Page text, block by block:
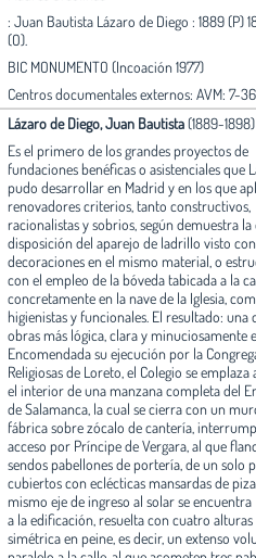
: Juan Bautista Lázaro de Diego : 1889 (P)
(O).
BIC MONUMENTO (Incoación 1977)
Centros documentales externos: AVM: 7-
Lázaro de Diego, Juan Bautista(1889-1898)
Es el primero de los grandes proyectos de
fundaciones benéficas o asistenciales que
pudo desarrollar en Madrid y en los que
renovadores criterios, tanto constructivos,
racionalistas y sobrios, según demuestra la
disposición del aparejo de ladrillo visto con
decoraciones en el mismo material, o
con el empleo de la bóveda tabicada a la
concretamente en la nave de la Iglesia,
higienistas y funcionales. El resultado: una
obras más lógica, clara y minuciosamente
Encomendada su ejecución por la
Religiosas de Loreto, el Colegio se emplaza
el interior de una manzana completa del
de Salamanca, la cual se cierra con un
fábrica sobre zócalo de cantería,
acceso por Príncipe de Vergara, al que
sendos pabellones de portería, de un solo
cubiertos con eclécticas mansardas de
mismo eje de ingreso al solar se encuentra
a la edificación, resuelta con cuatro
simétrica en peine, es decir, un extenso